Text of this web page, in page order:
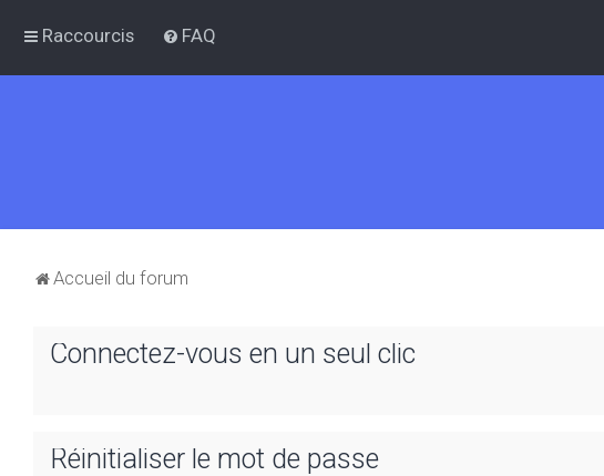
Raccourcis FAQ
Accueil du forum
Connectez-vous en un seul clic
Réinitialiser le mot de passe